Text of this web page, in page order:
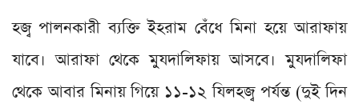
হজ্ব পালনকারী ব্যক্তি ইহরাম বেঁধে মিনা হয়ে আরাফায়
যাবে। আরাফা থেকে মুযদালিফায় আসবে। মুযদালিফা
থেকে আবার মিনায় গিয়ে ১১-১২ যিলহজ্ব পর্যন্ত (দুই দিন